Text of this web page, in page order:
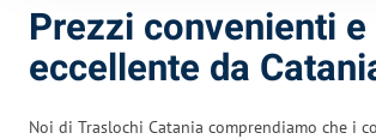
Prezzi convenienti
eccellente da
Noi di Traslochi Catania comprendiamo che i